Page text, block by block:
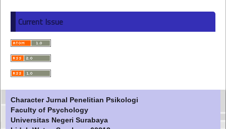
Current Issue
Character Jurnal Penelitian Psikologi
Faculty of Psychology
Universitas Negeri Surabaya